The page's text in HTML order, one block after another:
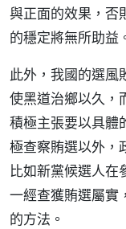
與正面的效果，否
的穩定將無所助益
此外，我國的選風
使黑道治鄉以久，
積極主張要以具體
極查察賄選以外，
比如新黨候選人在
一經查獲賄選屬實
的方法。